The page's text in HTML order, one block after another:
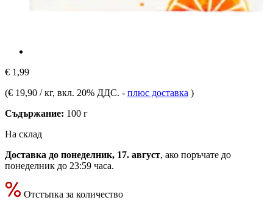
€ 1,99
(€ 19,90 / кг, вкл. 20% ДДС. - плюс доставка )
Съдържание: 100 г
На склад
Доставка до понеделник, 17. август, ако поръчате до
понеделник до 23:59 часа.
Отстъпка за количество